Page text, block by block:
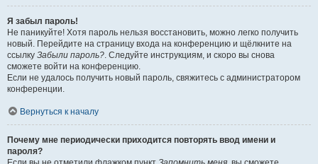
Я забыл пароль!
Не паникуйте! Хотя пароль нельзя восстановить, можно легко получить
новый. Перейдите на страницу входа на конференцию и щёлкните на
ссылку Забыли пароль?. Следуйте инструкциям, и скоро вы снова
сможете войти на конференцию.
Если не удалось получить новый пароль, свяжитесь с администратором
конференции.
Вернуться к началу
Почему мне периодически приходится повторять ввод имени и
пароля?